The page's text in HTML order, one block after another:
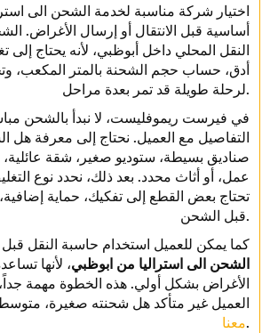
اختيار شركة مناسبة لخدمة الشحن الى
أساسية قبل الانتقال أو إرسال الأغراض.
النقل المحلي داخل أبوظبي، لأنه يحتاج إلى
أدق، حساب حجم الشحنة بالمتر المكعب،
لرحلة طويلة قد تمر بعدة مراحل.
في فيرست ريموفليست، لا نبدأ بالشحن
التفاصيل مع العميل. نحتاج إلى معرفة هل
صناديق بسيطة، ستوديو صغير، شقة عائلية،
عمل، أو أثاث محدد. بعد ذلك، نحدد نوع
تحتاج بعض القطع إلى تفكيك، حماية
قبل الشحن.
كما يمكن للعميل استخدام حاسبة النقل
الشحن الى استراليا من ابوظبي، لأنها
الأغراض بشكل أولي. هذه الخطوة مهمة
العميل غير متأكد هل شحنته صغيرة،
معنا.